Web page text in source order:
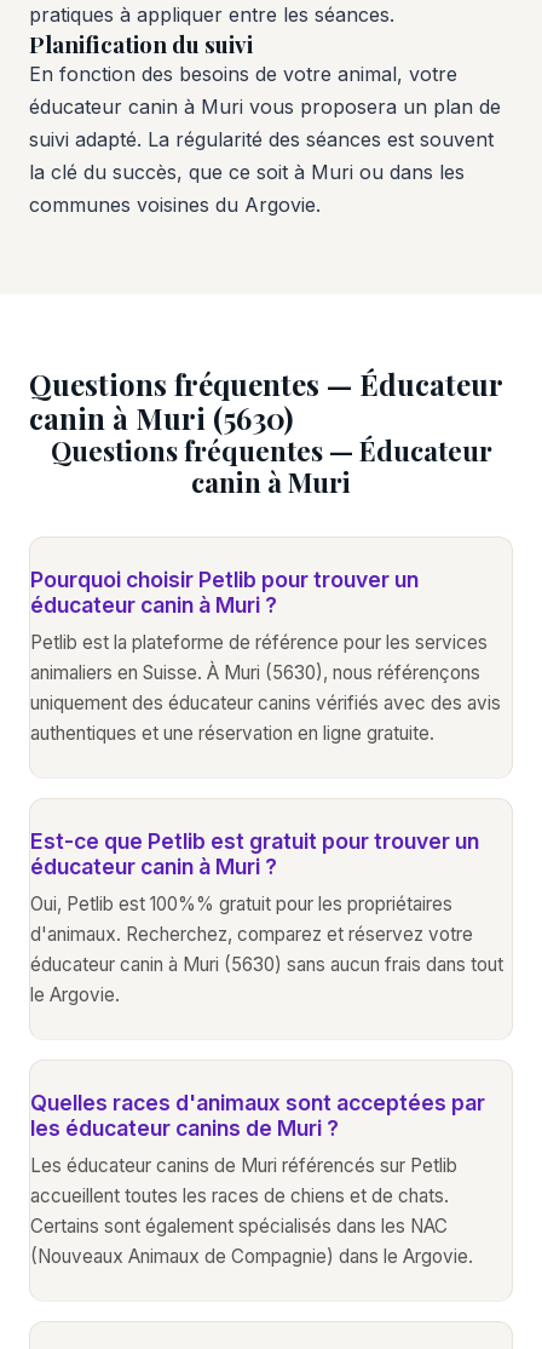
pratiques à appliquer entre les séances.
Planification du suivi
En fonction des besoins de votre animal, votre
éducateur canin à Muri vous proposera un plan de
suivi adapté. La régularité des séances est souvent
la clé du succès, que ce soit à Muri ou dans les
communes voisines du Argovie.
Questions fréquentes — Éducateur
canin à Muri (5630)
Questions fréquentes — Éducateur
canin à Muri
Pourquoi choisir Petlib pour trouver un
éducateur canin à Muri ?
Petlib est la plateforme de référence pour les services
animaliers en Suisse. À Muri (5630), nous référençons
uniquement des éducateur canins vérifiés avec des avis
authentiques et une réservation en ligne gratuite.
Est-ce que Petlib est gratuit pour trouver un
éducateur canin à Muri ?
Oui, Petlib est 100%% gratuit pour les propriétaires
d'animaux. Recherchez, comparez et réservez votre
éducateur canin à Muri (5630) sans aucun frais dans tout
le Argovie.
Quelles races d'animaux sont acceptées par
les éducateur canins de Muri ?
Les éducateur canins de Muri référencés sur Petlib
accueillent toutes les races de chiens et de chats.
Certains sont également spécialisés dans les NAC
(Nouveaux Animaux de Compagnie) dans le Argovie.